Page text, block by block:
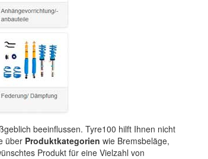
beeinflussen. Tyre100 hilft Ihnen nicht
über Produktkategorien wie Bremsbeläge,
Produkt für eine Vielzahl von